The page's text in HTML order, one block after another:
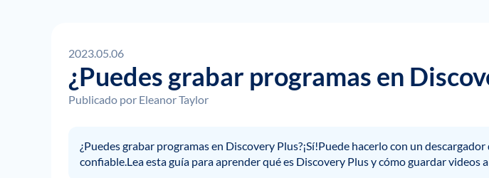
2023.05.06
¿Puedes grabar programas en
Publicado por Eleanor Taylor
¿Puedes grabar programas en Discovery Plus?¡Sí!Puede hacerlo con un descargador
confiable.Lea esta guía para aprender qué es Discovery Plus y cómo guardar videos